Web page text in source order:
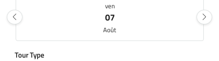
ven
07
Août
Tour Type